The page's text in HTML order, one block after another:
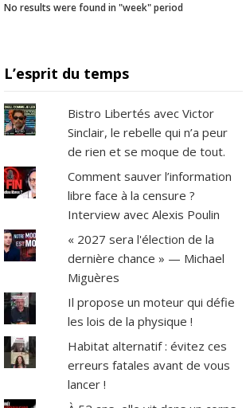
No results were found in "week" period
L’esprit du temps
Bistro Libertés avec Victor
Sinclair, le rebelle qui n’a peur
de rien et se moque de tout.
Comment sauver l’information
libre face à la censure ?
Interview avec Alexis Poulin
« 2027 sera l'élection de la
dernière chance » — Michael
Miguères
Il propose un moteur qui défie
les lois de la physique !
Habitat alternatif : évitez ces
erreurs fatales avant de vous
lancer !